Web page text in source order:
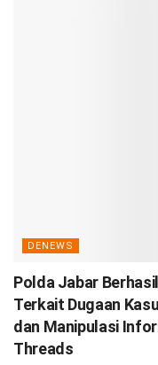
DENEWS
Polda Jabar
Terkait Dugaan
dan Manipulasi
Threads